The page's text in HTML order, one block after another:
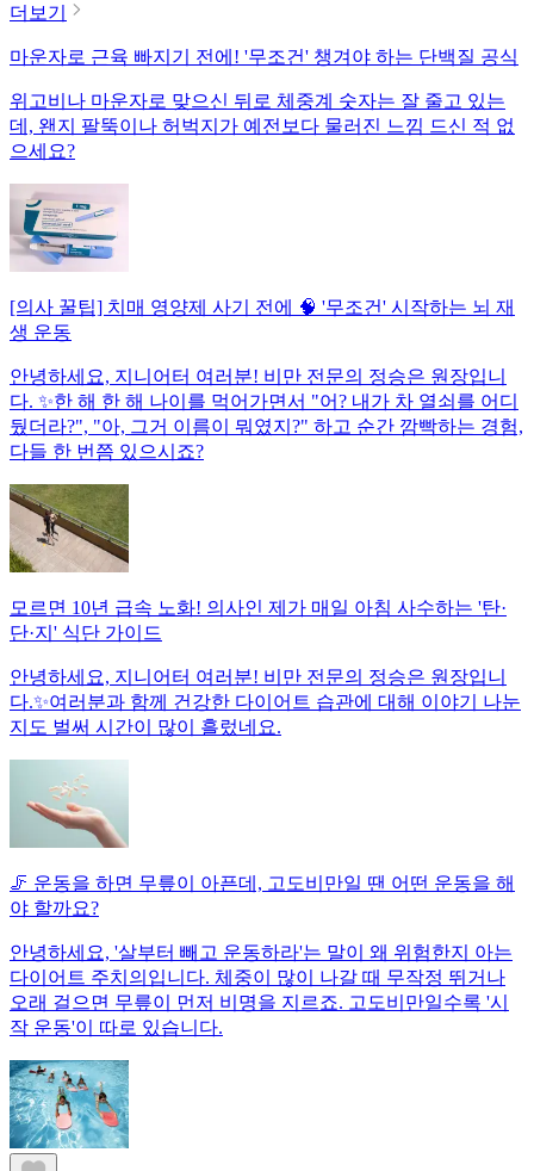
더보기
마운자로 근육 빠지기 전에! '무조건' 챙겨야 하는 단백질 공식
위고비나 마운자로 맞으신 뒤로 체중계 숫자는 잘 줄고 있는
데, 왠지 팔뚝이나 허벅지가 예전보다 물러진 느낌 드신 적 없
으세요?
[의사 꿀팁] 치매 영양제 사기 전에 🧠 '무조건' 시작하는 뇌 재
생 운동
안녕하세요, 지니어터 여러분! 비만 전문의 정승은 원장입니
다. ✨한 해 한 해 나이를 먹어가면서 "어? 내가 차 열쇠를 어디
뒀더라?", "아, 그거 이름이 뭐였지?" 하고 순간 깜빡하는 경험,
다들 한 번쯤 있으시죠?
모르면 10년 급속 노화! 의사인 제가 매일 아침 사수하는 '탄·
단·지' 식단 가이드
안녕하세요, 지니어터 여러분! 비만 전문의 정승은 원장입니
다.✨여러분과 함께 건강한 다이어트 습관에 대해 이야기 나눈
지도 벌써 시간이 많이 흘렀네요.
🦵 운동을 하면 무릎이 아픈데, 고도비만일 땐 어떤 운동을 해
야 할까요?
안녕하세요, '살부터 빼고 운동하라'는 말이 왜 위험한지 아는
다이어트 주치의입니다. 체중이 많이 나갈 때 무작정 뛰거나
오래 걸으면 무릎이 먼저 비명을 지르죠. 고도비만일수록 '시
작 운동'이 따로 있습니다.